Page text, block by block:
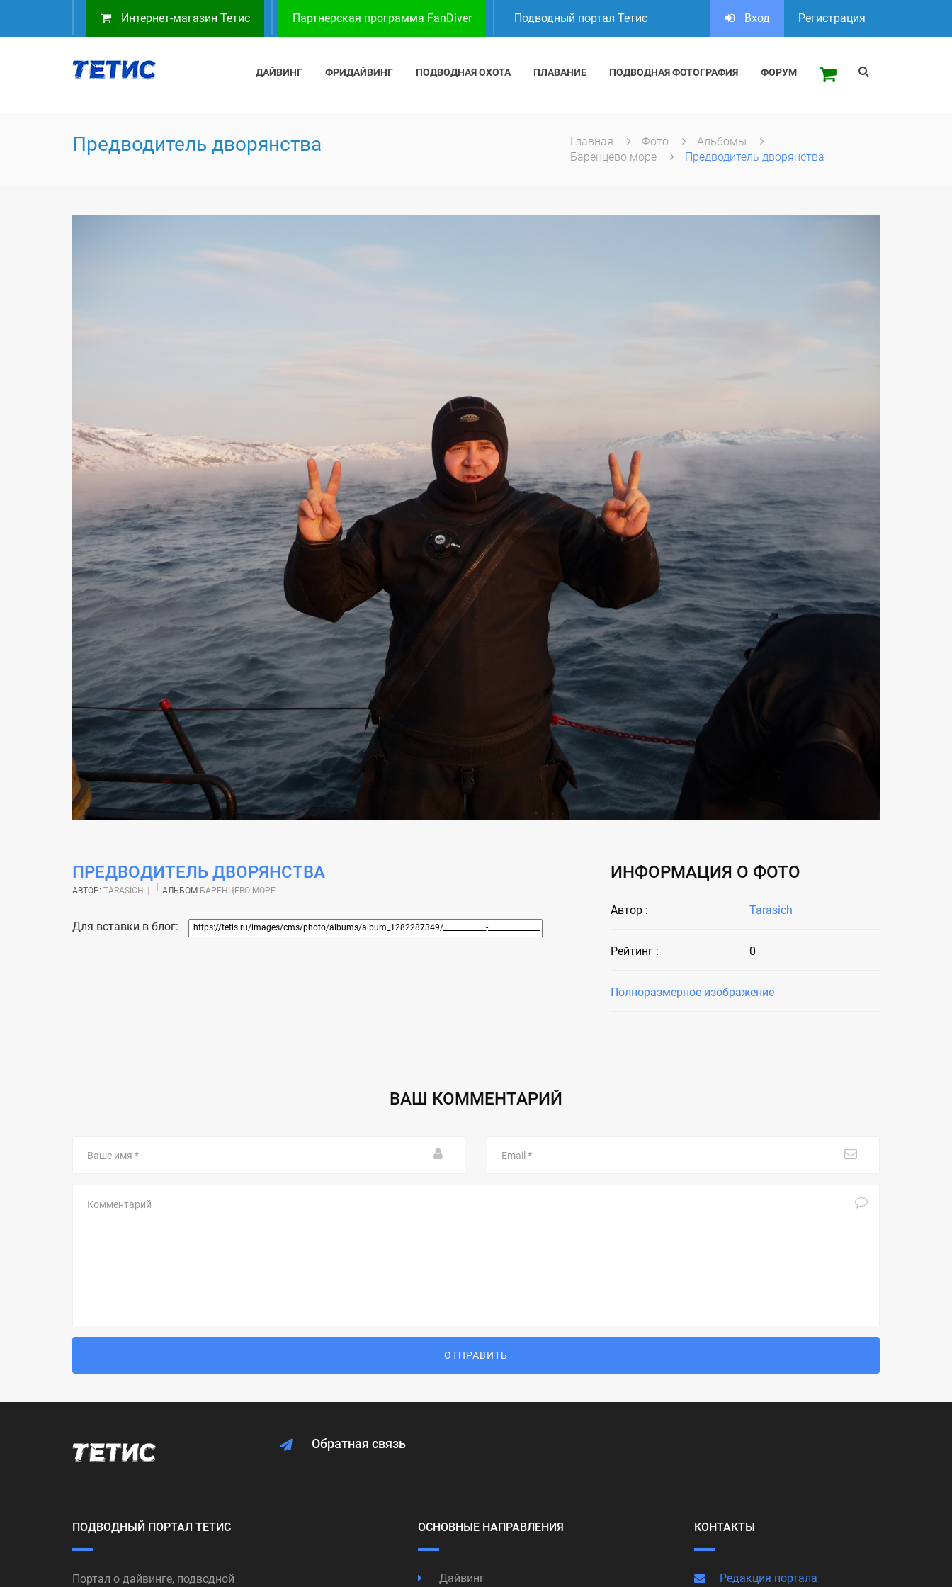
Интернет-магазин Тетис Партнерская программа FanDiver Подводный портал Тетис Вход Регистрация
ДАЙВИНГ ФРИДАЙВИНГ ПОДВОДНАЯ ОХОТА ПЛАВАНИЕ ПОДВОДНАЯ ФОТОГРАФИЯ ФОРУМ
Предводитель дворянства Главная Фото
Альбомы
Баренцево море
Предводитель дворянства
ПРЕДВОДИТЕЛЬ ДВОРЯНСТВА
АВТОР: TARASICH АЛЬБОМ БАРЕНЦЕВО МОРЕ
Для вставки в блог:
ИНФОРМАЦИЯ О ФОТО
Автор : Tarasich
Рейтинг : 0
Полноразмерное изображение
ВАШ КОММЕНТАРИЙ
имя
ОТПРАВИТЬ
Обратная связь
ПОДВОДНЫЙ ПОРТАЛ ТЕТИС
Портал о дайвинге, подводной
ОСНОВНЫЕ НАПРАВЛЕНИЯ
Дайвинг
КОНТАКТЫ
Редакция портала